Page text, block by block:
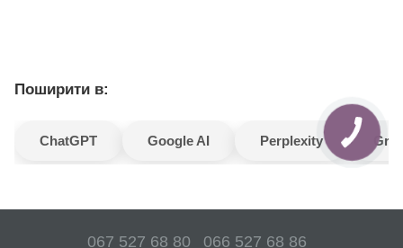
Поширити в:
ChatGPT Google AI Perplexity
067 527 68 80 066 527 68 86